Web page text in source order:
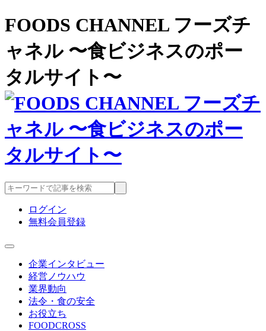
FOODS CHANNEL フーズチ
ャネル 〜食ビジネスのポー
タルサイト〜
ログイン
無料会員登録
企業インタビュー
経営ノウハウ
業界動向
法令・食の安全
お役立ち
FOODCROSS